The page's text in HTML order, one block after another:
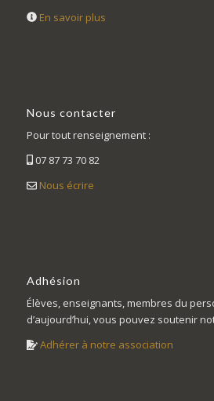
En savoir plus
Nous contacter
Pour tout renseignement :
07 87 73 70 82
Nous écrire
Adhésion
Élèves, enseignants, membres du
d’aujourd’hui, vous pouvez soutenir
Adhérer à notre association